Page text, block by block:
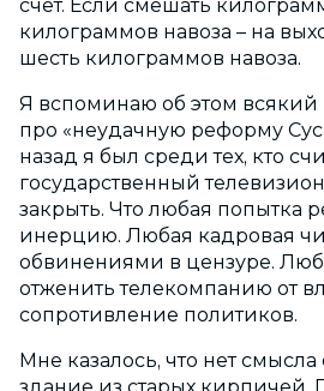
счет. Если смешать
килограммов навоза – на
шесть килограммов навоза.
Я вспоминаю об этом всякий
про «неудачную реформу
назад я был среди тех, кто
государственный
закрыть. Что любая попытка
инерцию. Любая кадровая
обвинениями в цензуре.
отженить телекомпанию от
сопротивление политиков.
Мне казалось, что нет смысла